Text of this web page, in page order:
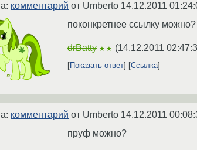
комментарий от Umberto 14.12.2011
поконкретнее ссылку можно?
drBatty ★★ (14.12.2011
Показать ответ Ссылка
комментарий от Umberto 14.12.2011
пруф можно?